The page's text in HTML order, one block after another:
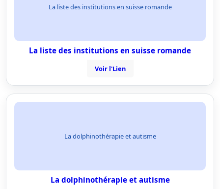
La liste des institutions en suisse romande
La liste des institutions en suisse romande
Voir l'Lien
La dolphinothérapie et autisme
La dolphinothérapie et autisme